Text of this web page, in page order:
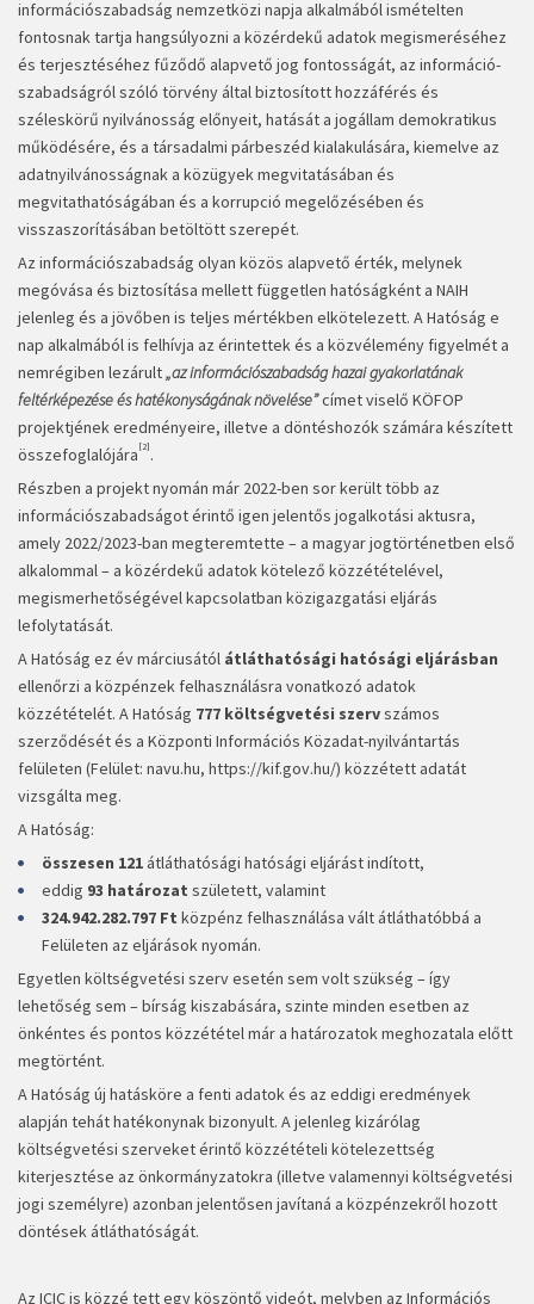
információszabadság nemzetközi napja alkalmából ismételten
fontosnak tartja hangsúlyozni a közérdekű adatok megismeréséhez
és terjesztéséhez fűződő alapvető jog fontosságát, az információ­
szabadságról szóló törvény által biztosított hozzáférés és
széleskörű nyilvánosság előnyeit, hatását a jogállam demokratikus
működésére, és a társadalmi párbeszéd kialakulására, kiemelve az
adatnyilvánosságnak a közügyek megvitatásában és
megvitathatóságában és a korrupció megelőzésében és
visszaszorításában betöltött szerepét.
Az információszabadság olyan közös alapvető érték, melynek
megóvása és biztosítása mellett független hatóságként a NAIH
jelenleg és a jövőben is teljes mértékben elkötelezett. A Hatóság e
nap alkalmából is felhívja az érintettek és a közvélemény figyelmét a
nemrégiben lezárult„az információszabadság hazai gyakorlatának
feltérképezése és hatékony­ságának növelése”címet viselő KÖFOP
projektjének eredményeire, illetve a döntéshozók számára készített
összefoglalójára [2] .
Részben a projekt nyomán már 2022-ben sor került több az
információszabadságot érintő igen jelentős jogalkotási aktusra,
amely 2022/2023-ban megteremtette – a magyar jogtörténetben első
alkalommal – a közérdekű adatok kötelező közzétételével,
megismerhetőségével kapcsolatban közigazgatási eljárás
lefolytatását.
A Hatóság ez év márciusától átláthatósági hatósági eljárásban
ellenőrzi a közpénzek felhasználásra vonatkozó adatok
közzétételét. A Hatóság 777 költségvetési szervszámos
szerződését és a Központi Információs Közadat-nyilvántartás
felületen (Felület: navu.hu, https://kif.gov.hu/) közzétett adatát
vizsgálta meg.
A Hatóság:
összesen 121 átláthatósági hatósági eljárást indított,
eddig 93 határozat született, valamint
324.942.282.797 Ft közpénz felhasználása vált átláthatóbbá a
Felületen az eljárások nyomán.
Egyetlen költségvetési szerv esetén sem volt szükség – így
lehetőség sem – bírság kiszabására, szinte minden esetben az
önkéntes és pontos közzététel már a határozatok meghozatala előtt
megtörtént.
A Hatóság új hatásköre a fenti adatok és az eddigi eredmények
alapján tehát hatékonynak bizonyult. A jelenleg kizárólag
költségvetési szerveket érintő közzétételi kötelezettség
kiterjesztése az önkormányzatokra (illetve valamennyi költségvetési
jogi személyre) azonban jelentősen javítaná a közpénzekről hozott
döntések átláthatóságát.
Az ICIC is közzé tett egy köszöntő videót, melyben az Információs